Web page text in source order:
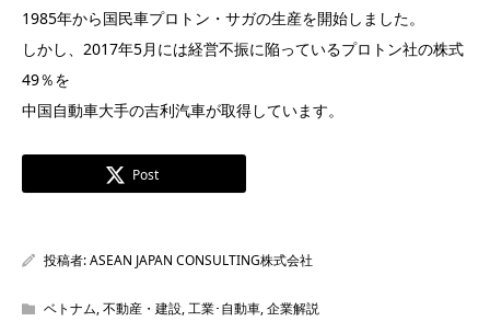
1985年から国民車プロトン・サガの生産を開始しました。
しかし、2017年5月には経営不振に陥っているプロトン社の株式
49％を
中国自動車大手の吉利汽車が取得しています。
Post
投稿者:ASEAN JAPAN CONSULTING株式会社
ベトナム,不動産・建設,工業･自動車,企業解説